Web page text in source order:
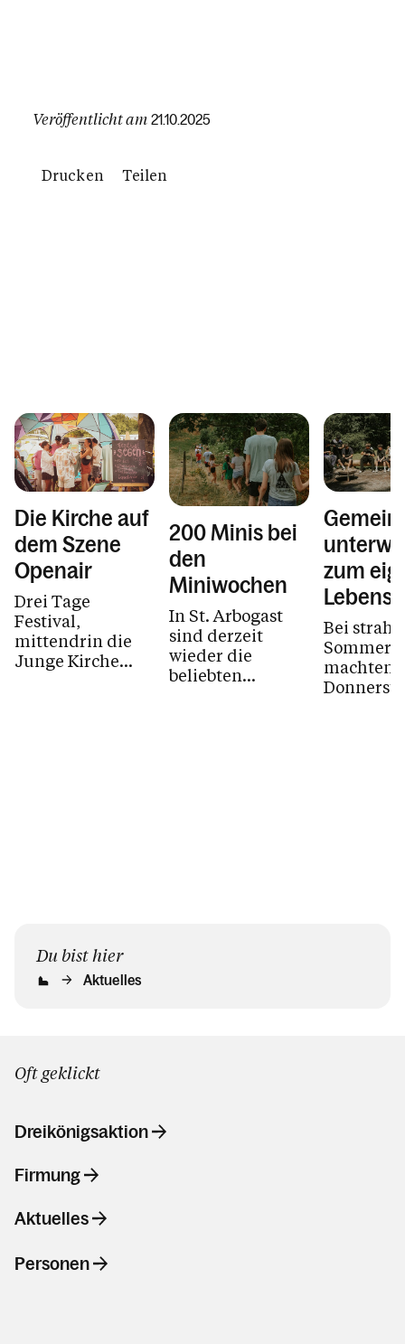
Veröffentlicht am 21.10.2025
Drucken Teilen
Die Kirche auf
dem Szene
Openair
Drei Tage
Festival,
mittendrin die
Junge Kirche
200 Minis bei
den
Miniwochen
In St. Arbogast
sind derzeit
wieder die
beliebten
zum
Bei
machten
Du bist hier
Aktuelles
Oft geklickt
Dreikönigsaktion
Firmung
Aktuelles
Personen